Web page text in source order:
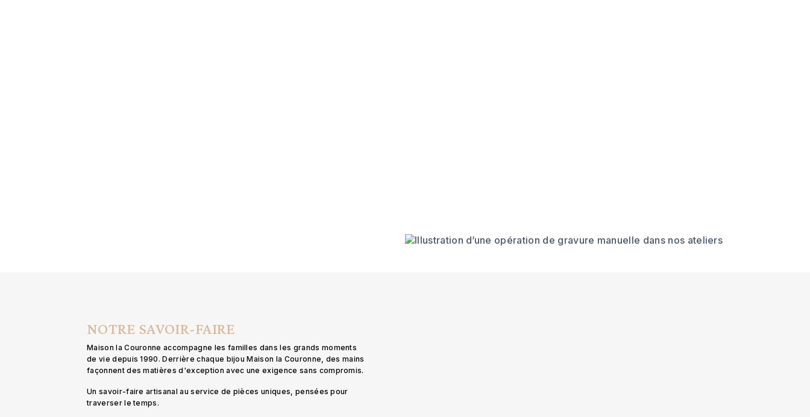
NOTRE SAVOIR-FAIRE
Maison la Couronne accompagne les familles dans les grands moments
de vie depuis 1990. Derrière chaque bijou Maison la Couronne, des mains
façonnent des matières d'exception avec une exigence sans compromis.
Un savoir-faire artisanal au service de pièces uniques, pensées pour
traverser le temps.